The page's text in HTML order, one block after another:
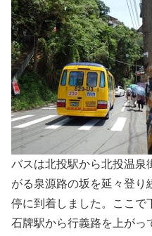
バスは北投駅から北投温泉
がる泉源路の坂を延々登り
停に到着しました。ここで
石牌駅から行義路を上がっ